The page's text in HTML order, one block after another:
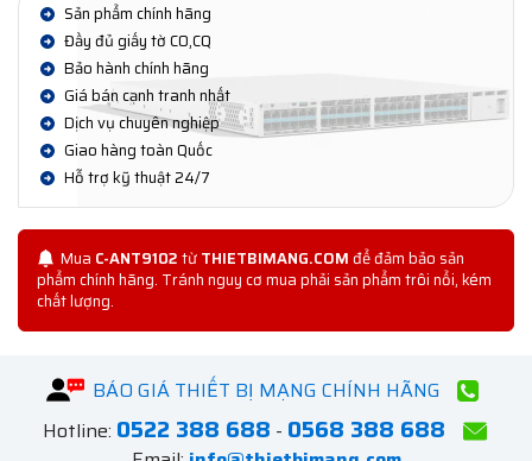
Sản phẩm chính hãng
Đầy đủ giấy tờ CO,CQ
Bảo hành chính hãng
Giá bán cạnh tranh nhất
Dịch vụ chuyên nghiệp
Giao hàng toàn Quốc
Hỗ trợ kỹ thuật 24/7
Mua C-ANT9102từTHIETBIMANG.COMđể đảm bảo sản
phẩm chính hãng. Tránh nguy cơ mua phải sản phẩm trôi nổi, kém
chất lượng.
BÁO GIÁ THIẾT BỊ MẠNG CHÍNH HÃNG
Hotline: 0522 388 688 - 0568 388 688